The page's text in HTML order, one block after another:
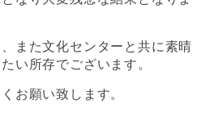
また文化センターと共に素晴
い所存でございます。
お願い致します。